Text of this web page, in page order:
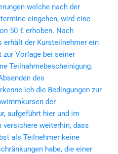
welche nach der
eingehen, wird eine
50 € erhoben. Nach
erhält der Kursteilnehmer ein
Vorlage bei seiner
Teilnahmebescheinigung.
des
ich die Bedingungen zur
der
aufgeführt hier und im
versichere weiterhin, dass
als Teilnehmer keine
habe, die einer